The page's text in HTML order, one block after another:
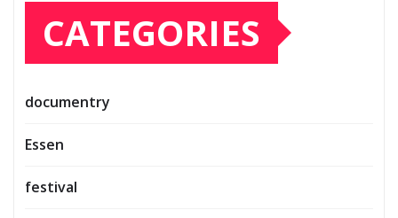
CATEGORIES
documentry
Essen
festival